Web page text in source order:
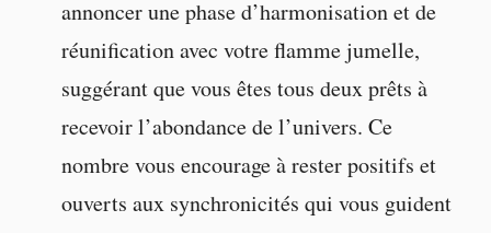
annoncer une phase d’harmonisation et de
réunification avec votre flamme jumelle,
suggérant que vous êtes tous deux prêts à
recevoir l’abondance de l’univers. Ce
nombre vous encourage à rester positifs et
ouverts aux synchronicités qui vous guident